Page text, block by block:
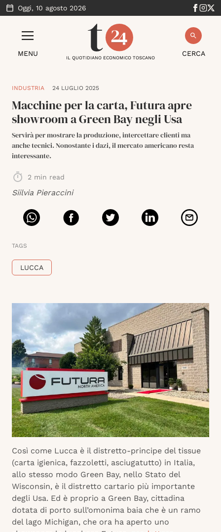
Oggi, 10 agosto 2026
MENU CERCA
IL QUOTIDIANO ECONOMICO TOSCANO
INDUSTRIA 24 LUGLIO 2025
Macchine per la carta, Futura apre
showroom a Green Bay negli Usa
Servirà per mostrare la produzione, intercettare clienti ma
anche tecnici. Nonostante i dazi, il mercato americano resta
interessante.
2 min read
Siilvia Pieraccini
TAGS
LUCCA
Così come Lucca è il distretto-principe del tissue
(carta igienica, fazzoletti, asciugatutto) in Italia,
allo stesso modo Green Bay, nello Stato del
Wisconsin, è il distretto cartario più importante
degli Usa. Ed è proprio a Green Bay, cittadina
dotata di porto sull’omonima baia che è un ramo
del lago Michigan, che ora ha aperto uno